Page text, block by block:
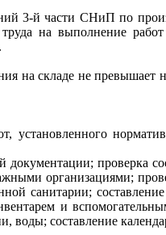
3-й части СНиП по
на выполнение
на складе не превышает
установленногон
проверка
организациями;
ной санитарии; состав
и
и, воды; составление